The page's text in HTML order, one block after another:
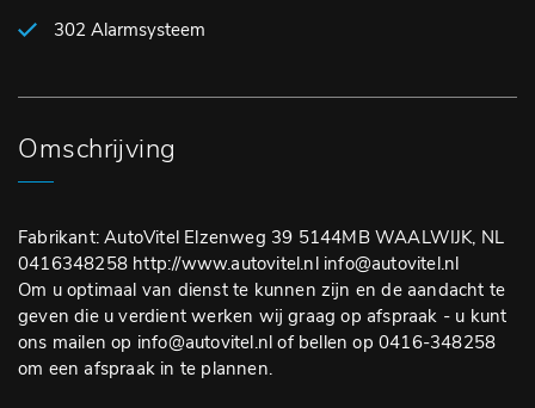
302 Alarmsysteem
Omschrijving
Fabrikant: AutoVitel Elzenweg 39 5144MB WAALWIJK, NL
0416348258 http://www.autovitel.nl info@autovitel.nl
Om u optimaal van dienst te kunnen zijn en de aandacht te
geven die u verdient werken wij graag op afspraak - u kunt
ons mailen op info@autovitel.nl of bellen op 0416-348258
om een afspraak in te plannen.